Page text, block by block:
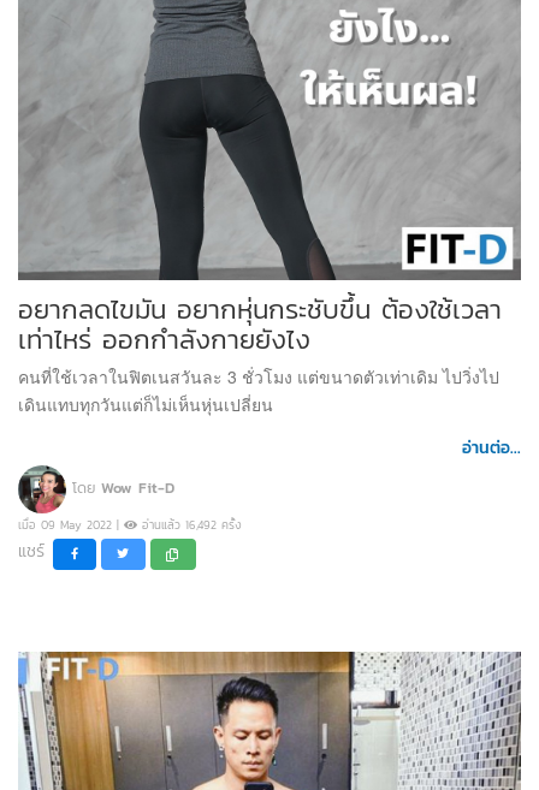
อยากลดไขมัน อยากหุ่นกระชับขึ้น ต้องใช้เวลา
เท่าไหร่ ออกกำลังกายยังไง
คนที่ใช้เวลาในฟิตเนสวันละ 3 ชั่วโมง แต่ขนาดตัวเท่าเดิม ไปวิ่งไป
เดินแทบทุกวันแต่ก็ไม่เห็นหุ่นเปลี่ยน
อ่านต่อ...
โดย Wow Fit-D
เมื่อ 09 May 2022 | อ่านแล้ว 16,492 ครั้ง
แชร์